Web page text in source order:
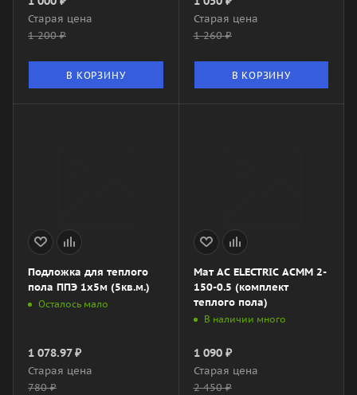
Старая цена
1 200₽
В КОРЗИНУ
Старая цена
1 260₽
В КОРЗИНУ
Подложка для теплого
пола ППЭ 1х5м (5кв.м.)
Осталось мало
1 078.97₽
Старая цена
780₽
Мат AC ELECTRIC ACMM 2-
150-0.5 (комплект
теплого пола)
В наличии много
1 090₽
Старая цена
2 450₽